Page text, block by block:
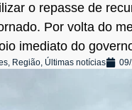
o repasse de
Por volta do
imediato do
, Região, Últimas notícias